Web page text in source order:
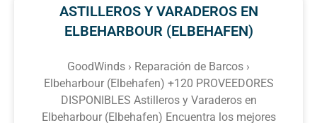
ASTILLEROS Y VARADEROS EN
ELBEHARBOUR (ELBEHAFEN)
GoodWinds › Reparación de Barcos ›
Elbeharbour (Elbehafen) +120 PROVEEDORES
DISPONIBLES Astilleros y Varaderos en
Elbeharbour (Elbehafen) Encuentra los mejores